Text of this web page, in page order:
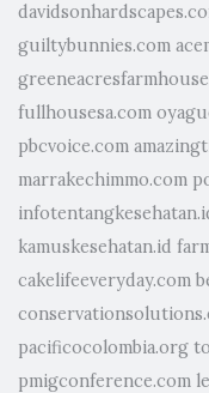
guiltybunnies.com
fullhousesa.com
pbcvoice.com
marrakechimmo.com
kamuskesehatan.id
cakelifeeveryday.com
pacificocolombia.org
pmigconference.com